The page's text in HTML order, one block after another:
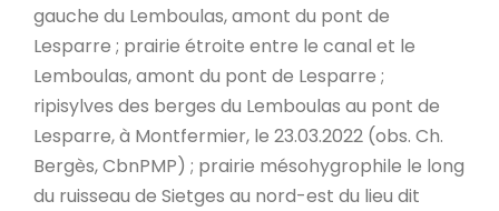
gauche du Lemboulas, amont du pont de
Lesparre ; prairie étroite entre le canal et le
Lemboulas, amont du pont de Lesparre ;
ripisylves des berges du Lemboulas au pont de
Lesparre, à Montfermier, le 23.03.2022 (obs. Ch.
Bergès, CbnPMP) ; prairie mésohygrophile le long
du ruisseau de Sietges au nord-est du lieu dit